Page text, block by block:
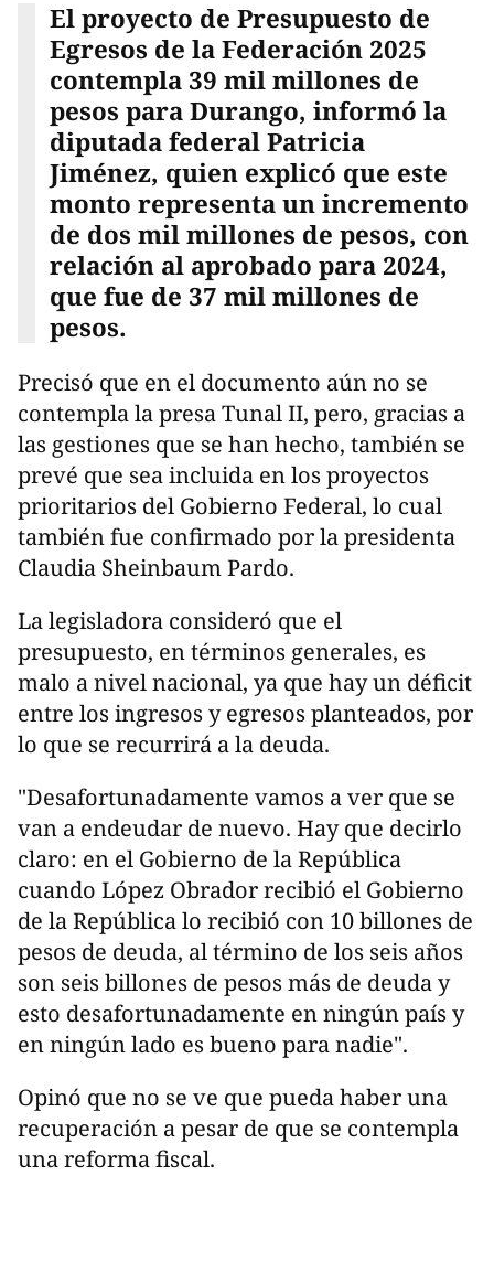
El proyecto de Presupuesto de
Egresos de la Federación 2025
contempla 39 mil millones de
pesos para Durango, informó la
diputada federal Patricia
Jiménez, quien explicó que este
monto representa un incremento
de dos mil millones de pesos, con
relación al aprobado para 2024,
que fue de 37 mil millones de
pesos.
Precisó que en el documento aún no se
contempla la presa Tunal II, pero, gracias a
las gestiones que se han hecho, también se
prevé que sea incluida en los proyectos
prioritarios del Gobierno Federal, lo cual
también fue confirmado por la presidenta
Claudia Sheinbaum Pardo.
La legisladora consideró que el
presupuesto, en términos generales, es
malo a nivel nacional, ya que hay un déficit
entre los ingresos y egresos planteados, por
lo que se recurrirá a la deuda.
"Desafortunadamente vamos a ver que se
van a endeudar de nuevo. Hay que decirlo
claro: en el Gobierno de la República
cuando López Obrador recibió el Gobierno
de la República lo recibió con 10 billones de
pesos de deuda, al término de los seis años
son seis billones de pesos más de deuda y
esto desafortunadamente en ningún país y
en ningún lado es bueno para nadie".
Opinó que no se ve que pueda haber una
recuperación a pesar de que se contempla
una reforma fiscal.